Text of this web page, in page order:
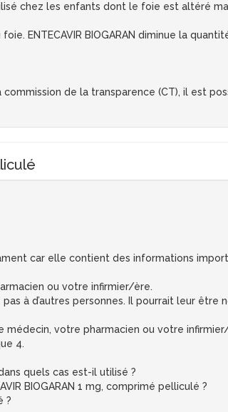
chez les enfants dont le foie est altéré
ENTECAVIR BIOGARAN diminue la
de la transparence (CT), il est
car elle contient des informations
ou votre infirmier/ère.
à d’autres personnes. Il pourrait leur être
votre pharmacien ou votre
4.
quels cas est-il utilisé ?
BIOGARAN 1 mg, comprimé pelliculé ?
?